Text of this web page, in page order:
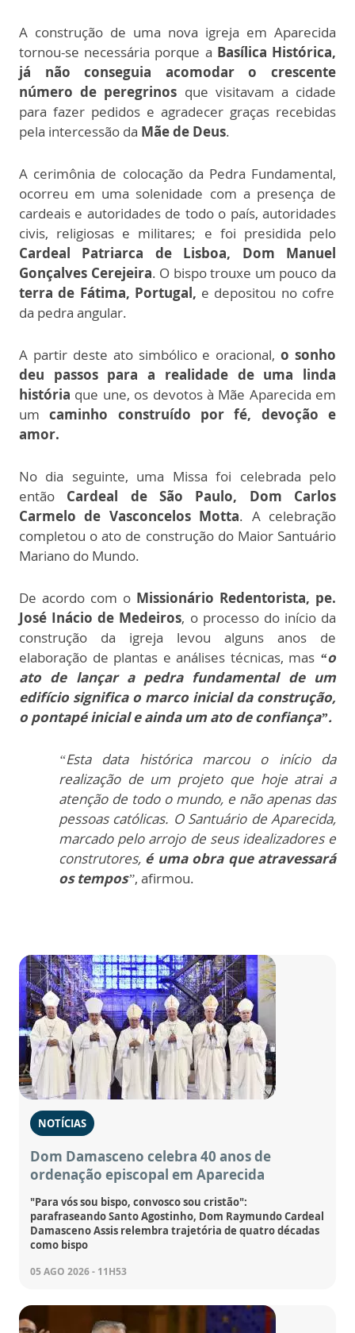
A construção de uma nova igreja em Aparecida
tornou-se necessária porque a Basílica Histórica,
já não conseguia acomodar o crescente
número de peregrinos que visitavam a cidade
para fazer pedidos e agradecer graças recebidas
pela intercessão da Mãe de Deus.
A cerimônia de colocação da Pedra Fundamental,
ocorreu em uma solenidade com a presença de
cardeais e autoridades de todo o país, autoridades
civis, religiosas e militares; e foi presidida pelo
Cardeal Patriarca de Lisboa, Dom Manuel
Gonçalves Cerejeira. O bispo trouxe um pouco da
terra de Fátima, Portugal, e depositou no cofre
da pedra angular.
A partir deste ato simbólico e oracional,o sonho
deu passos para a realidade de uma linda
história que une, os devotos à Mãe Aparecida em
umcaminho construído por fé, devoção e
amor.
No dia seguinte, uma Missa foi celebrada pelo
então Cardeal de São Paulo, Dom Carlos
Carmelo de Vasconcelos Motta. A celebração
completou o ato de construção do Maior Santuário
Mariano do Mundo.
De acordo com o Missionário Redentorista, pe.
José Inácio de Medeiros, o processo do início da
construção da igreja levou alguns anos de
elaboração de plantas e análises técnicas, mas “o
ato de lançar a pedra fundamental de um
edifício significa o marco inicial da construção,
o pontapé inicial e ainda um ato de confiança”.
“Esta data histórica marcou o início da
realização de um projeto que hoje atrai a
atenção de todo o mundo, e não apenas das
pessoas católicas. O Santuário de Aparecida,
marcado pelo arrojo de seus idealizadores e
construtores, é uma obra que atravessará
os tempos”, afirmou.
NOTÍCIAS
Dom Damasceno celebra 40 anos de
ordenação episcopal em Aparecida
"Para vós sou bispo, convosco sou cristão":
parafraseando Santo Agostinho, Dom Raymundo Cardeal
Damasceno Assis relembra trajetória de quatro décadas
como bispo
05 AGO 2026 - 11H53